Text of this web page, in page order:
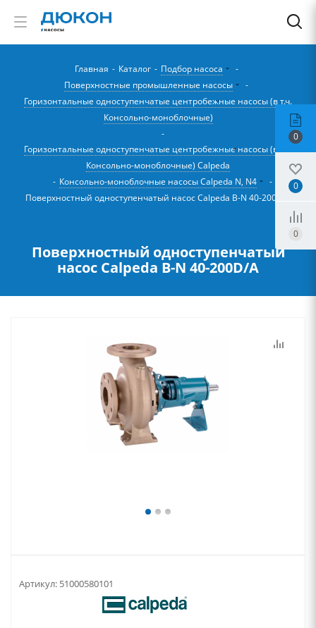
Главная - Каталог - Подбор насоса
-
Поверхностные промышленные насосы
-
Горизонтальные одноступенчатые центробежные насосы (в т.ч.
Консольно-моноблочные)
-
Горизонтальные одноступенчатые центробежные насосы (в т.ч.
Консольно-моноблочные) Calpeda
- Консольно-моноблочные насосы Calpeda N, N4
-
Поверхностный одноступенчатый насос Calpeda B-N 40-200D/A
Поверхностный одноступенчатый
насос Calpeda B-N 40-200D/A
Артикул: 51000580101
0
0
0